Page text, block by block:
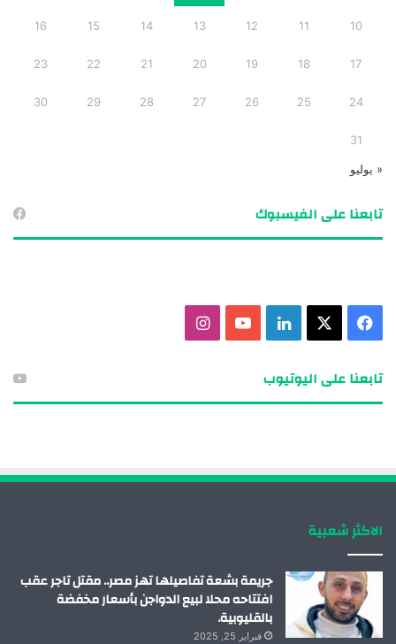
10
11
12
13
14
15
16
17
18
19
20
21
22
23
24
25
26
27
28
29
30
31
« يوليو
تابعنا على الفيسبوك
تابعنا على اليوتيوب
الاكثر شعبية
جريمة بشعة تفاصيلها تهز مصر.. مقتل تاجر عقب
افتتاحه محلا لبيع الدواجن بأسعار مخفضة
بالقليوبية.
فبراير 25, 2025